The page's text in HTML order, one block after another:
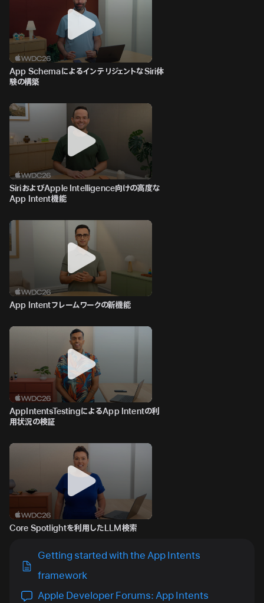
App SchemaによるインテリジェントなSiri体
験の構築
SiriおよびApple Intelligence向けの高度な
App Intent機能
App Intentフレームワークの新機能
AppIntentsTestingによるApp Intentの利
用状況の検証
Core Spotlightを利用したLLM検索
Getting started with the App Intents
framework
Apple Developer Forums: App Intents